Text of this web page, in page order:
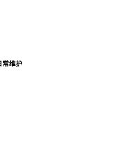
常维护